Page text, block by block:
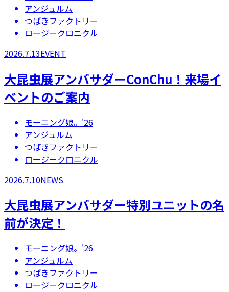
アンジュルム
つばきファクトリー
ロージークロニクル
2026.7.13EVENT
大昆虫展アンバサダーConChu！来場イ
ベントのご案内
モーニング娘。'26
アンジュルム
つばきファクトリー
ロージークロニクル
2026.7.10NEWS
大昆虫展アンバサダー特別ユニットの名
前が決定！
モーニング娘。'26
アンジュルム
つばきファクトリー
ロージークロニクル